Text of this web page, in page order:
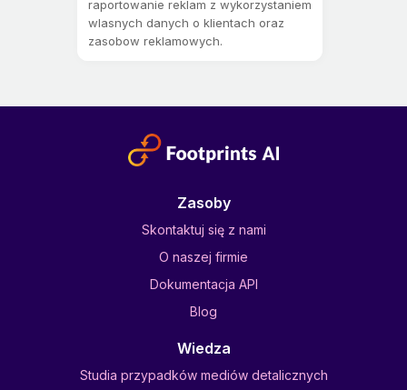
raportowanie reklam z wykorzystaniem
wlasnych danych o klientach oraz
zasobow reklamowych.
Zasoby
Skontaktuj się z nami
O naszej firmie
Dokumentacja API
Blog
Wiedza
Studia przypadków mediów detalicznych